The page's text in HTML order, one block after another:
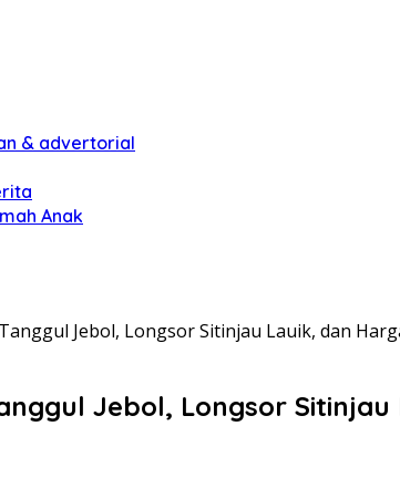
& advertorial
Anak
Jebol, Longsor Sitinjau Lauik, dan
Jebol, Longsor